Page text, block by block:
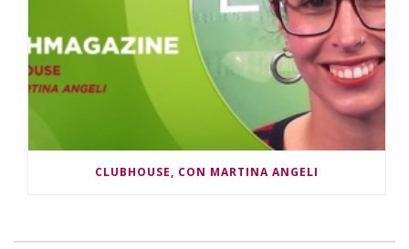
CLUBHOUSE, CON MARTINA ANGELI